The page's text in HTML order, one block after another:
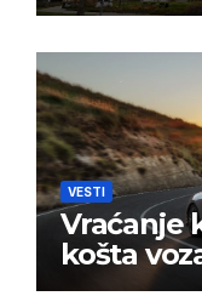
VESTI
Vraćanje
košta